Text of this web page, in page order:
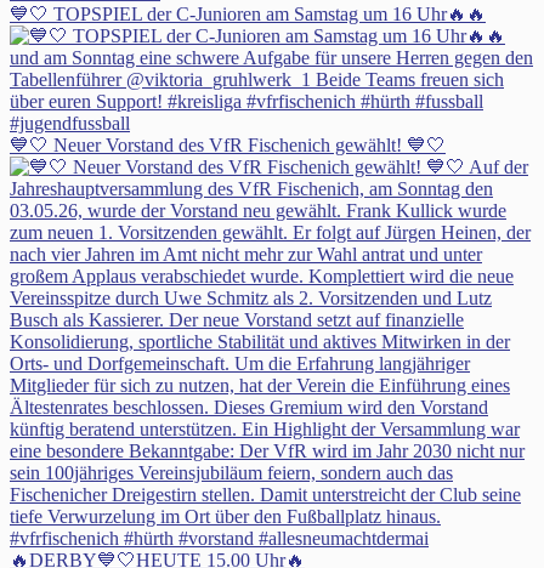
💙🤍 TOPSPIEL der C-Junioren am Samstag um 16 Uhr🔥🔥
💙🤍 Neuer Vorstand des VfR Fischenich gewählt! 💙🤍
🔥DERBY💙🤍HEUTE 15.00 Uhr🔥